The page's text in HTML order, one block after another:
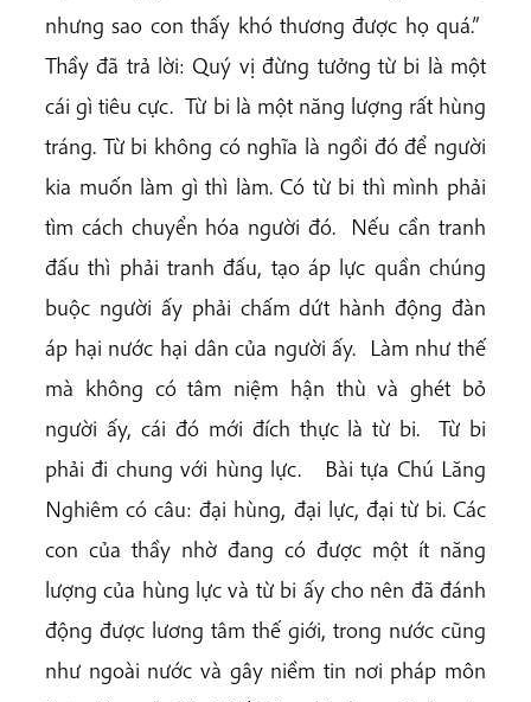
nhưng sao con thấy khó thương được họ quá.”
Thầy đã trả lời: Quý vị đừng tưởng từ bi là một
cái gì tiêu cực. Từ bi là một năng lượng rất hùng
tráng. Từ bi không có nghĩa là ngồi đó để người
kia muốn làm gì thì làm. Có từ bi thì mình phải
tìm cách chuyển hóa người đó. Nếu cần tranh
đấu thì phải tranh đấu, tạo áp lực quần chúng
buộc người ấy phải chấm dứt hành động đàn
áp hại nước hại dân của người ấy. Làm như thế
mà không có tâm niệm hận thù và ghét bỏ
người ấy, cái đó mới đích thực là từ bi. Từ bi
phải đi chung với hùng lực. Bài tựa Chú Lăng
Nghiêm có câu: đại hùng, đại lực, đại từ bi. Các
con của thầy nhờ đang có được một ít năng
lượng của hùng lực và từ bi ấy cho nên đã đánh
động được lương tâm thế giới, trong nước cũng
như ngoài nước và gây niềm tin nơi pháp môn